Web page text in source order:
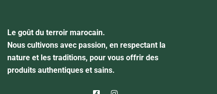
Le goût du terroir marocain.
Nous cultivons avec passion, en respectant la
nature et les traditions, pour vous offrir des
produits authentiques et sains.